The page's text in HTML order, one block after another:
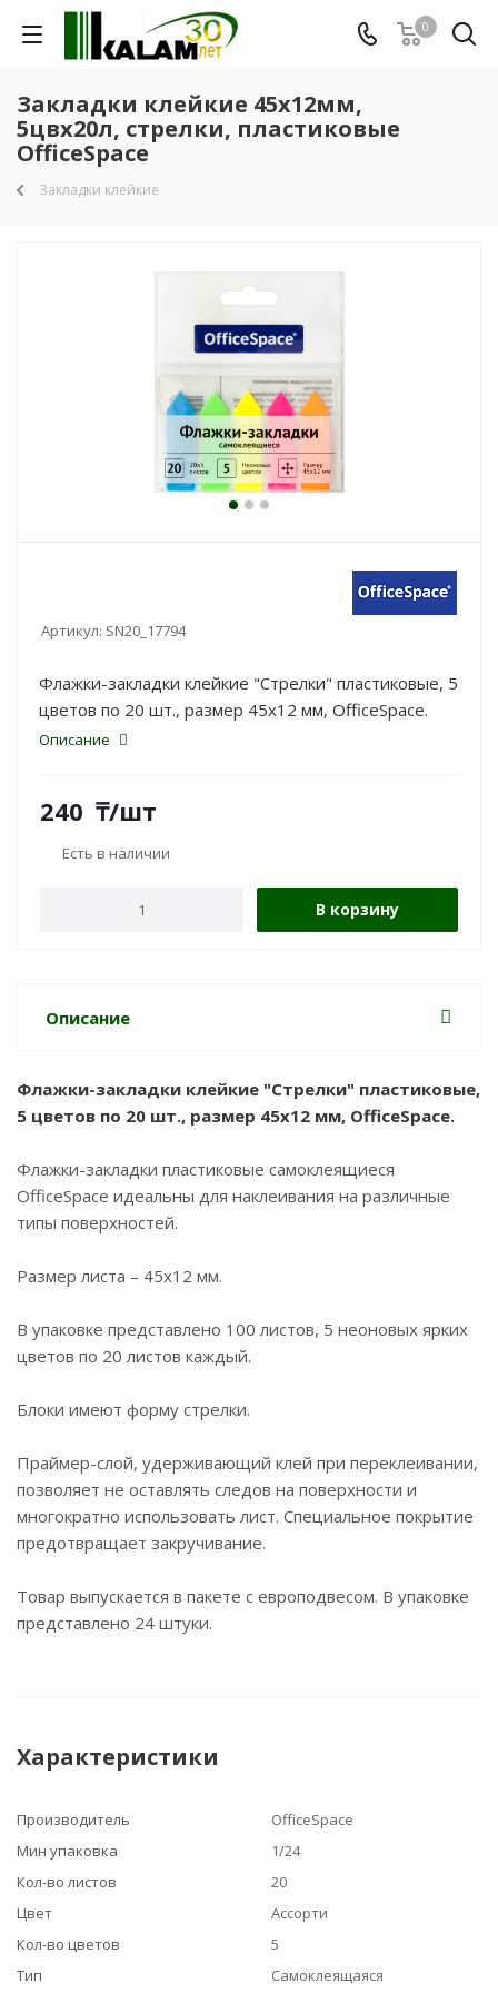
0
Закладки клейкие 45x12мм,
5цвx20л, стрелки, пластиковые
OfficeSpace
Закладки клейкие
Артикул: SN20_17794
Флажки-закладки клейкие "Стрелки" пластиковые, 5
цветов по 20 шт., размер 45x12 мм, OfficeSpace.
Описание
240 ₸/шт
Есть в наличии
В корзину
Описание
Флажки-закладки клейкие "Стрелки" пластиковые,
5 цветов по 20 шт., размер 45x12 мм, OfficeSpace.
Флажки-закладки пластиковые самоклеящиеся
OfficeSpace идеальны для наклеивания на различные
типы поверхностей.
Размер листа – 45х12 мм.
В упаковке представлено 100 листов, 5 неоновых ярких
цветов по 20 листов каждый.
Блоки имеют форму стрелки.
Праймер-слой, удерживающий клей при переклеивании,
позволяет не оставлять следов на поверхности и
многократно использовать лист. Специальное покрытие
предотвращает закручивание.
Товар выпускается в пакете с европодвесом. В упаковке
представлено 24 штуки.
Характеристики
Производитель
OfficeSpace
Мин упаковка
1/24
Кол-во листов
20
Цвет
Ассорти
Кол-во цветов
5
Тип
Самоклеящаяся